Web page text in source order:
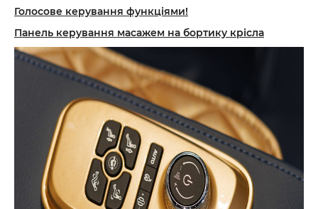
Голосове керування функціями!
Панель керування масажем на бортику крісла